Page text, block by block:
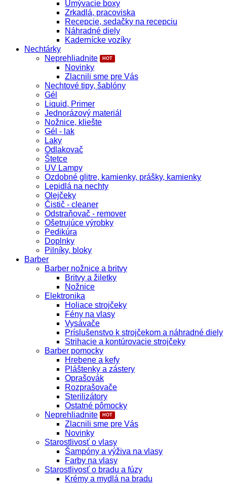
Umývacie boxy
Zrkadlá, pracoviska
Recepcie, sedačky na recepciu
Náhradné diely
Kadernícke vozíky
Nechtárky
Neprehliadnite
Novinky
Zlacnili sme pre Vás
Nechtové tipy, šablóny
Gél
Liquid, Primer
Jednorázový materiál
Nožnice, kliešte
Gél - lak
Laky
Odlakovač
Štetce
UV Lampy
Ozdobné glitre, kamienky, prášky, kamienky
Lepidlá na nechty
Olejčeky
Čistič - cleaner
Odstraňovač - remover
Ošetrujúce výrobky
Pedikúra
Doplnky
Pilníky, bloky
Barber
Barber nožnice a britvy
Britvy a žiletky
Nožnice
Elektronika
Holiace strojčeky
Fény na vlasy
Vysávače
Príslušenstvo k strojčekom a náhradné diely
Strihacie a kontúrovacie strojčeky
Barber pomocky
Hrebene a kefy
Pláštenky a zástery
Oprašovák
Rozprašovače
Sterilizátory
Ostatné pômocky
Neprehliadnite
Zlacnili sme pre Vás
Novinky
Starostlivosť o vlasy
Šampóny a výživa na vlasy
Farby na vlasy
Starostlivosť o bradu a fúzy
Krémy a mydlá na bradu